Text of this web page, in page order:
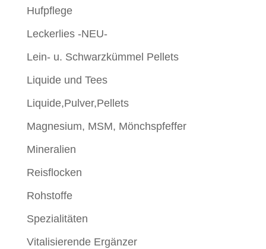
Hufpflege
Leckerlies -NEU-
Lein- u. Schwarzkümmel Pellets
Liquide und Tees
Liquide,Pulver,Pellets
Magnesium, MSM, Mönchspfeffer
Mineralien
Reisflocken
Rohstoffe
Spezialitäten
Vitalisierende Ergänzer